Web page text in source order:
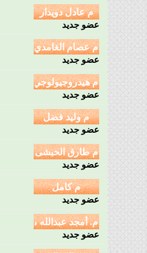
عضو جديد
عضو جديد
عضو جديد
عضو جديد
عضو جديد
عضو جديد
عضو جديد